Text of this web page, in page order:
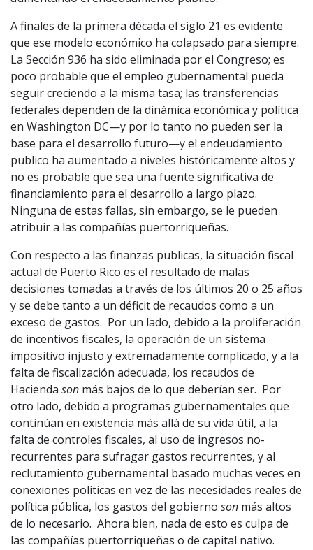
A finales de la primera década el siglo 21 es evidente
que ese modelo económico ha colapsado para siempre.
La Sección 936 ha sido eliminada por el Congreso; es
poco probable que el empleo gubernamental pueda
seguir creciendo a la misma tasa; las transferencias
federales dependen de la dinámica económica y política
en Washington DC—y por lo tanto no pueden ser la
base para el desarrollo futuro—y el endeudamiento
publico ha aumentado a niveles históricamente altos y
no es probable que sea una fuente significativa de
financiamiento para el desarrollo a largo plazo.
Ninguna de estas fallas, sin embargo, se le pueden
atribuir a las compañías puertorriqueñas.
Con respecto a las finanzas publicas, la situación fiscal
actual de Puerto Rico es el resultado de malas
decisiones tomadas a través de los últimos 20 o 25 años
y se debe tanto a un déficit de recaudos como a un
exceso de gastos. Por un lado, debido a la proliferación
de incentivos fiscales, la operación de un sistema
impositivo injusto y extremadamente complicado, y a la
falta de fiscalización adecuada, los recaudos de
Hacienda son más bajos de lo que deberían ser. Por
otro lado, debido a programas gubernamentales que
continúan en existencia más allá de su vida útil, a la
falta de controles fiscales, al uso de ingresos no-
recurrentes para sufragar gastos recurrentes, y al
reclutamiento gubernamental basado muchas veces en
conexiones políticas en vez de las necesidades reales de
política pública, los gastos del gobierno son más altos
de lo necesario. Ahora bien, nada de esto es culpa de
las compañías puertorriqueñas o de capital nativo.